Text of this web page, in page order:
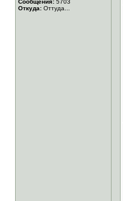
Сообщения: 5703
Откуда: Оттуда...